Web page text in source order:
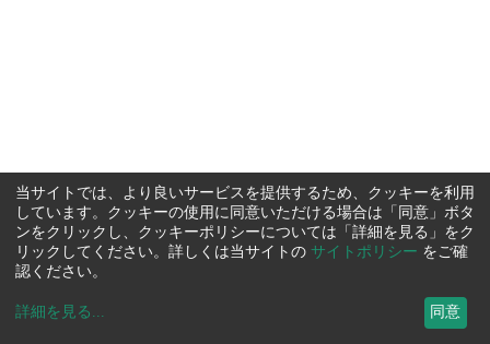
当サイトでは、より良いサービスを提供するため、クッキーを利用
しています。クッキーの使用に同意いただける場合は「同意」ボタ
ンをクリックし、クッキーポリシーについては「詳細を見る」をク
リックしてください。詳しくは当サイトの サイトポリシー をご確
認ください。
詳細を見る ... 同意